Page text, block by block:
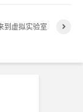
到虚拟实验室